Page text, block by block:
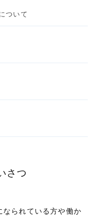
ついて
さつ
なられている方や働か